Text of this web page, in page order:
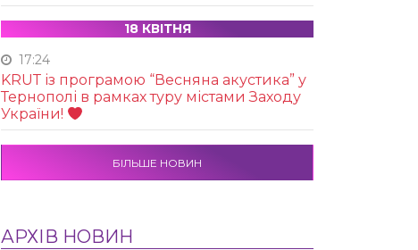
18 КВІТНЯ
17:24
KRUТ із програмою “Весняна акустика” у
Тернополі в рамках туру містами Заходу
України!
БІЛЬШЕ НОВИН
АРХІВ НОВИН